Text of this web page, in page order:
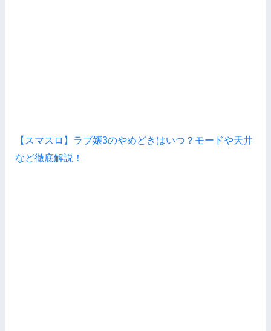
【スマスロ】ラブ嬢3のやめどきはいつ？モードや天井
など徹底解説！